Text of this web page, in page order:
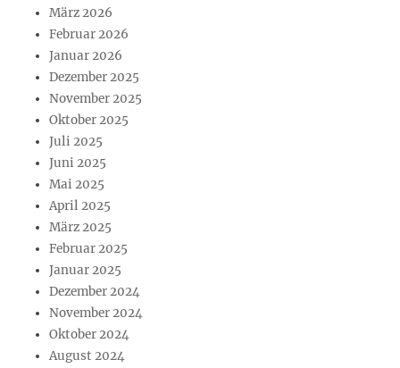
März 2026
Februar 2026
Januar 2026
Dezember 2025
November 2025
Oktober 2025
Juli 2025
Juni 2025
Mai 2025
April 2025
März 2025
Februar 2025
Januar 2025
Dezember 2024
November 2024
Oktober 2024
August 2024